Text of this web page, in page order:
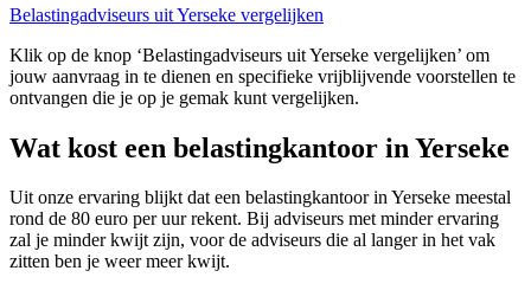
Belastingadviseurs uit Yerseke vergelijken
Klik op de knop ‘Belastingadviseurs uit Yerseke vergelijken’ om
jouw aanvraag in te dienen en specifieke vrijblijvende voorstellen te
ontvangen die je op je gemak kunt vergelijken.
Wat kost een belastingkantoor in Yerseke
Uit onze ervaring blijkt dat een belastingkantoor in Yerseke meestal
rond de 80 euro per uur rekent. Bij adviseurs met minder ervaring
zal je minder kwijt zijn, voor de adviseurs die al langer in het vak
zitten ben je weer meer kwijt.